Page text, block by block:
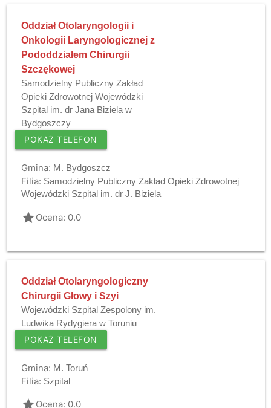
Oddział Otolaryngologii i
Onkologii Laryngologicznej z
Pododdziałem Chirurgii
Szczękowej
Samodzielny Publiczny Zakład
Opieki Zdrowotnej Wojewódzki
Szpital im. dr Jana Biziela w
Bydgoszczy
POKAŻ TELEFON
Gmina: M. Bydgoszcz
Filia: Samodzielny Publiczny Zakład Opieki Zdrowotnej
Wojewódzki Szpital im. dr J. Biziela
gradeOcena: 0.0
Oddział Otolaryngologiczny
Chirurgii Głowy i Szyi
Wojewódzki Szpital Zespolony im.
Ludwika Rydygiera w Toruniu
POKAŻ TELEFON
Gmina: M. Toruń
Filia: Szpital
gradeOcena: 0.0